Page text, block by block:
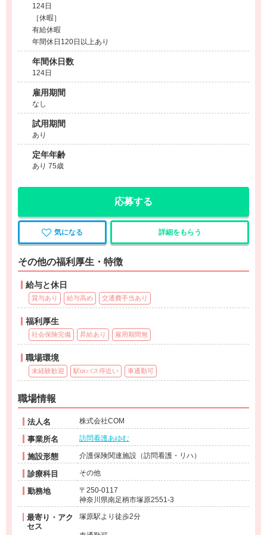
124日
［休暇］
有給休暇
年間休日120日以上あり
年間休日数
124日
雇用期間
なし
試用期間
あり
定年年齢
あり 75歳
応募する
気になる 詳細をもらう
その他の福利厚生・特徴
給与と休日
賞与あり 給与高め 交通費手当あり
福利厚生
社会保険完備 昇給あり 雇用期間無
職場環境
未経験歓迎 駅orバス停近い 車通勤可
職場情報
法人名 株式会社COM
事業所名 訪問看護あゆむ
施設形態 介護保険関連施設（訪問看護・リハ）
診療科目 その他
勤務地
〒250-0117
神奈川県南足柄市塚原2551-3
最寄り・アク
セス
塚原駅より徒歩2分